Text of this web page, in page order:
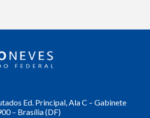
Ed. Principal, Ala C – Gabinete
– Brasília (DF)